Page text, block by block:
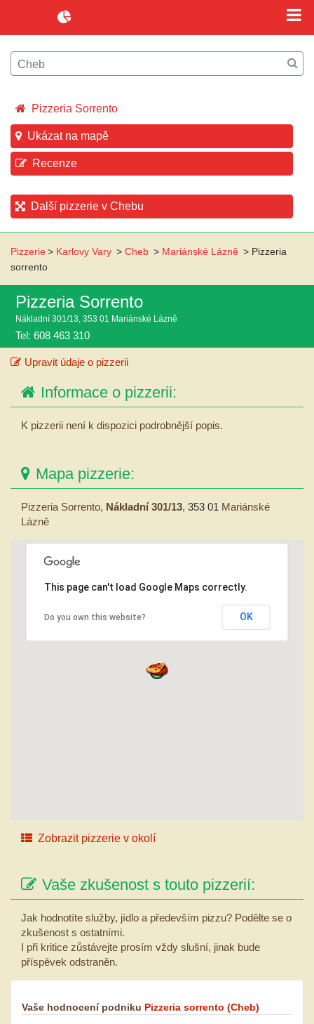
Pizzeria Sorrento
Ukázat na mapě
Recenze
Další pizzerie v Chebu
Pizzerie> Karlovy Vary > Cheb > Mariánské Lázně > Pizzeria
sorrento
Pizzeria Sorrento
Nákladní 301/13, 353 01 Mariánské Lázně
Tel: 608 463 310
Upravit údaje o pizzerii
Informace o pizzerii:
K pizzerii není k dispozici podrobnější popis.
Mapa pizzerie:
Pizzeria Sorrento, Nákladní 301/13, 353 01 Mariánské
Lázně
This page can't load Google Maps correctly.
Do you own this website? OK
Zobrazit pizzerie v okolí
Vaše zkušenost s touto pizzerií:
Jak hodnotíte služby, jídlo a především pizzu? Podělte se o
zkušenost s ostatními.
I při kritice zůstávejte prosím vždy slušní, jinak bude
příspěvek odstraněn.
Vaše hodnocení podniku Pizzeria sorrento (Cheb)